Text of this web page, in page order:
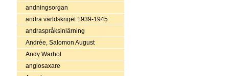
andningsorgan
andra världskriget 1939-1945
andraspråksinlärning
Andrée, Salomon August
Andy Warhol
anglosaxare